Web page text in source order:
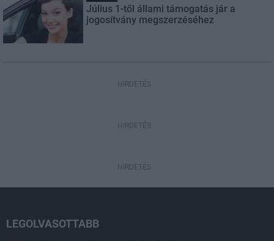
Július 1-től állami támogatás jár a
jogosítvány megszerzéséhez
HIRDETÉS
HIRDETÉS
HIRDETÉS
LEGOLVASOTTABB